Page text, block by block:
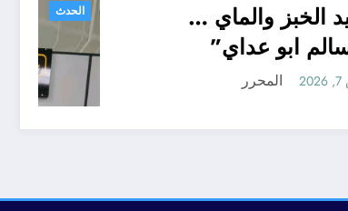
أحوال عربية
“منريد الخبز والماي …
بس سالم ابو عداي”
أغسطس 7, 2026